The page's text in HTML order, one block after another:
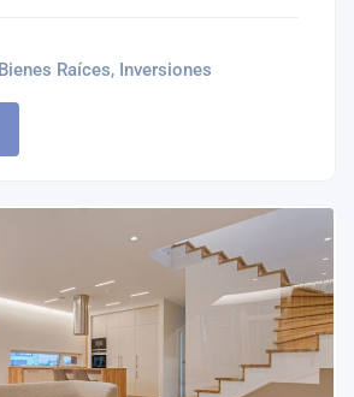
Bienes Raíces, Inversiones